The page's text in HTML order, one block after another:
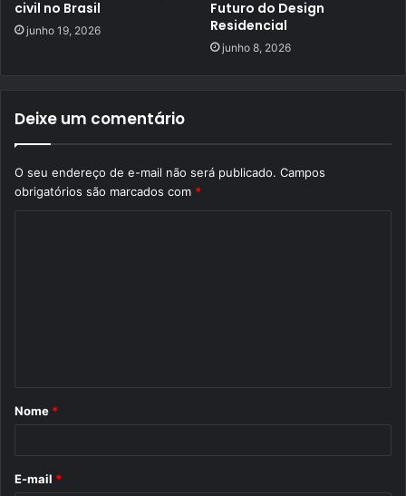
civil no Brasil
junho 19, 2026
Futuro do Design
Residencial
junho 8, 2026
Deixe um comentário
O seu endereço de e-mail não será publicado. Campos
obrigatórios são marcados com *
r
Nome *
E-mail *